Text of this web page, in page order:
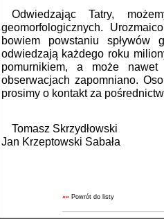
Odwiedzając Tatry,
geomorfologicznych.
bowiem powstaniu
odwiedzają każdego roku
pomurnikiem, a może
obserwacjach zapomniano.
prosimy o kontakt za
Tomasz Skrzydłowski
Jan Krzeptowski Sabała
«« Powrót do listy